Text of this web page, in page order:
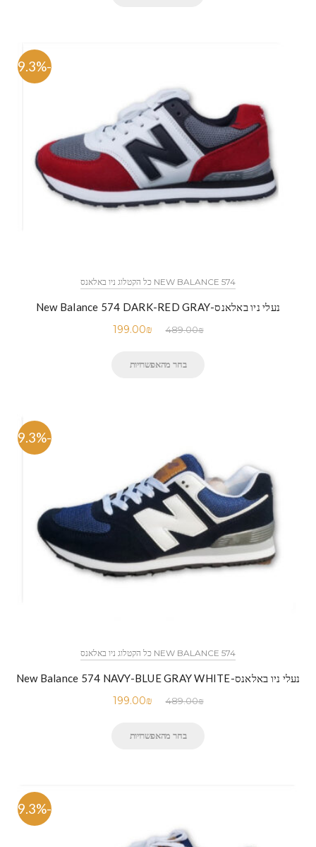
-59.3%
NEW BALANCE 574 כל הקטלוג ניו באלאנס
נעלי ניו באלאנס-New Balance 574 DARK-RED GRAY
489.00₪
199.00₪
בחר מהאפשרויות
-59.3%
NEW BALANCE 574 כל הקטלוג ניו באלאנס
נעלי ניו באלאנס-New Balance 574 NAVY-BLUE GRAY WHITE
489.00₪
199.00₪
בחר מהאפשרויות
-59.3%